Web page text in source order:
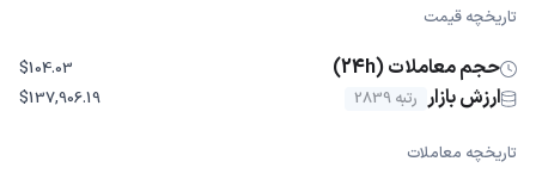
تاریخچه قیمت
حجم معاملات (24h) $104.03
ارزش بازار رتبه 2839 $137,906.19
تاریخچه معاملات